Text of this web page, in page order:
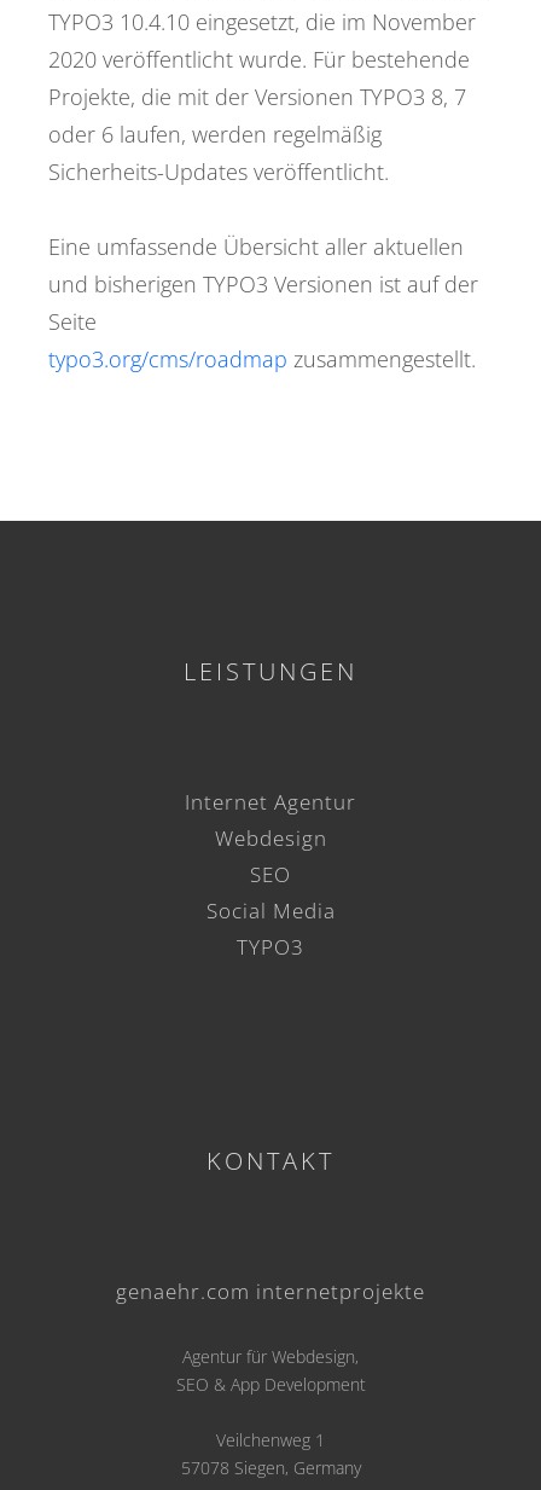
TYPO3 10.4.10 eingesetzt, die im November
2020 veröffentlicht wurde. Für bestehende
Projekte, die mit der Versionen TYPO3 8, 7
oder 6 laufen, werden regelmäßig
Sicherheits-Updates veröffentlicht.
Eine umfassende Übersicht aller aktuellen
und bisherigen TYPO3 Versionen ist auf der
Seite
typo3.org/cms/roadmap zusammengestellt.
LEISTUNGEN
Internet Agentur
Webdesign
SEO
Social Media
TYPO3
KONTAKT
genaehr.com internetprojekte
Agentur für Webdesign,
SEO & App Development
Veilchenweg 1
57078 Siegen, Germany